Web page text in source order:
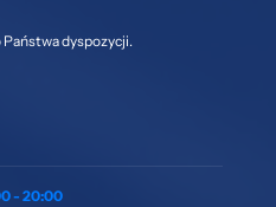
Państwa dyspozycji.
- 20:00